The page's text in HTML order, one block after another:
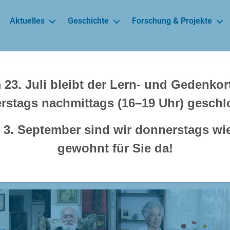
Aktuelles Geschichte Forschung & Projekte
geretteter, ehemaliger
Jawne in Köln
23. Juli bleibt der Lern- und
nachmittags (16–19 Uhr)
3. September sind wir donnerstags
gewohnt für Sie da!